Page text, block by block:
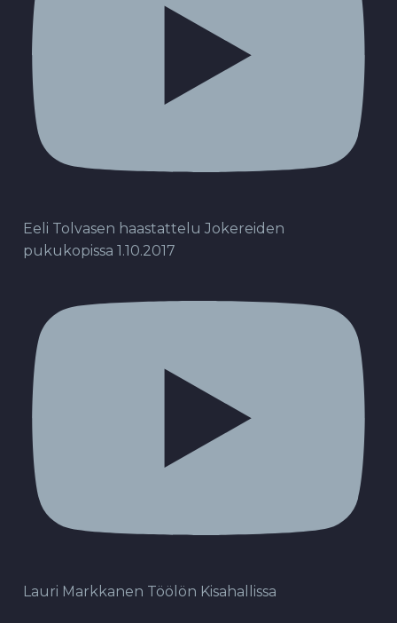
Eeli Tolvasen haastattelu Jokereiden
pukukopissa 1.10.2017
Lauri Markkanen Töölön Kisahallissa